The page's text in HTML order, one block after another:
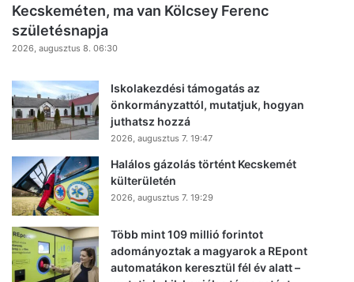
Kecskeméten, ma van Kölcsey Ferenc
születésnapja
2026, augusztus 8. 06:30
Iskolakezdési támogatás az
önkormányzattól, mutatjuk, hogyan
juthatsz hozzá
2026, augusztus 7. 19:47
Halálos gázolás történt Kecskemét
külterületén
2026, augusztus 7. 19:29
Több mint 109 millió forintot
adományoztak a magyarok a REpont
automatákon keresztül fél év alatt –